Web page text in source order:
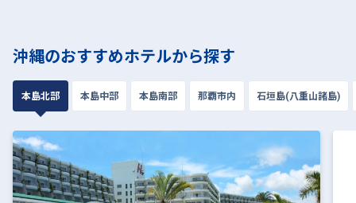
沖縄のおすすめホテルから探す
本島北部 本島中部 本島南部 那覇市内 石垣島(八重山諸島)